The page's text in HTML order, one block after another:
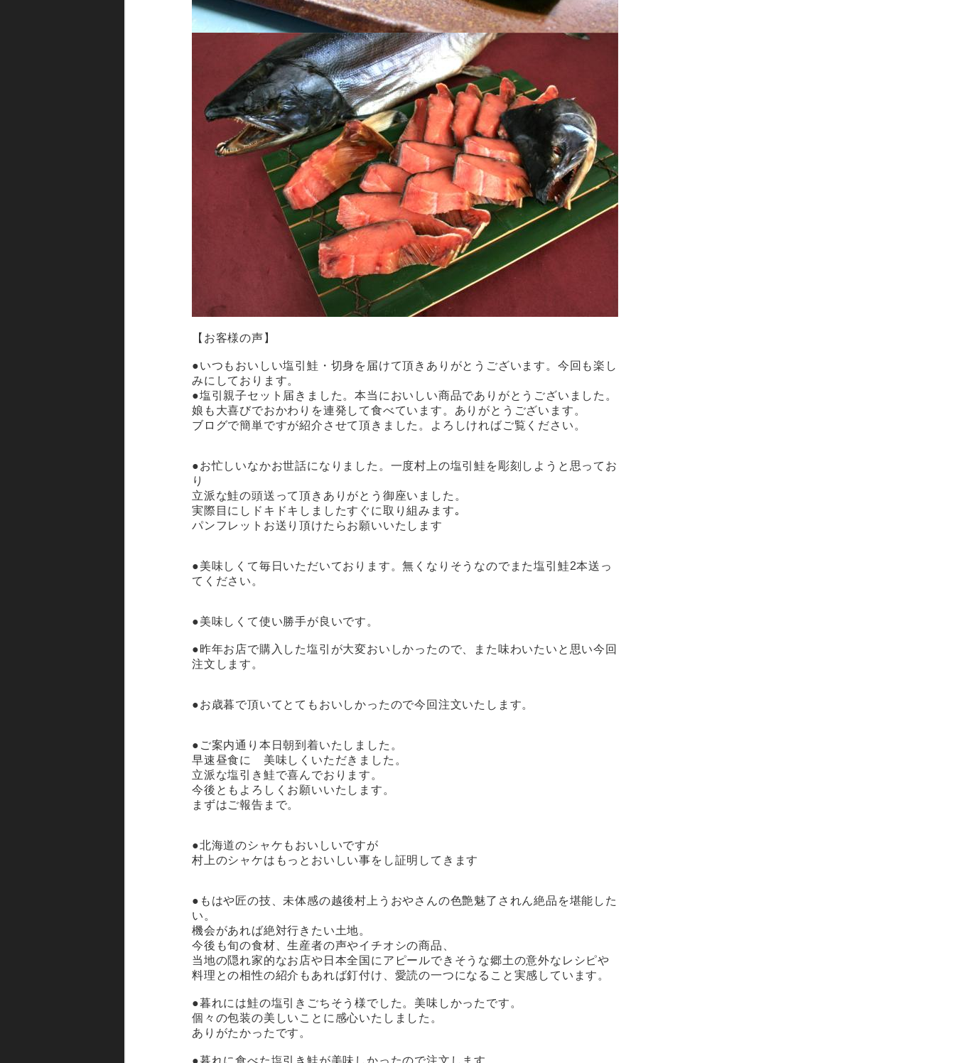
【お客様の声】
●いつもおいしい塩引鮭・切身を届けて頂きありがとうございます。今回も楽し
みにしております。
●塩引親子セット届きました。本当においしい商品でありがとうございました。
娘も大喜びでおかわりを連発して食べています。ありがとうございます。
ブログで簡単ですが紹介させて頂きました。よろしければご覧ください。
●お忙しいなかお世話になりました。一度村上の塩引鮭を彫刻しようと思ってお
り
立派な鮭の頭送って頂きありがとう御座いました。
実際目にしドキドキしましたすぐに取り組みます｡
パンフレットお送り頂けたらお願いいたします
●美味しくて毎日いただいております。無くなりそうなのでまた塩引鮭2本送っ
てください。
●美味しくて使い勝手が良いです。
●昨年お店で購入した塩引が大変おいしかったので、また味わいたいと思い今回
注文します。
●お歳暮で頂いてとてもおいしかったので今回注文いたします。
●ご案内通り本日朝到着いたしました。
早速昼食に 美味しくいただきました。
立派な塩引き鮭で喜んでおります。
今後ともよろしくお願いいたします。
まずはご報告まで。
●北海道のシャケもおいしいですが
村上のシャケはもっとおいしい事をし証明してきます
●もはや匠の技、未体感の越後村上うおやさんの色艶魅了されん絶品を堪能した
い。
機会があれば絶対行きたい土地。
今後も旬の食材、生産者の声やイチオシの商品、
当地の隠れ家的なお店や日本全国にアピールできそうな郷土の意外なレシピや
料理との相性の紹介もあれば釘付け、愛読の一つになること実感しています。
●暮れには鮭の塩引きごちそう様でした。美味しかったです。
個々の包装の美しいことに感心いたしました。
ありがたかったです。
●暮れに食べた塩引き鮭が美味しかったので注文します。